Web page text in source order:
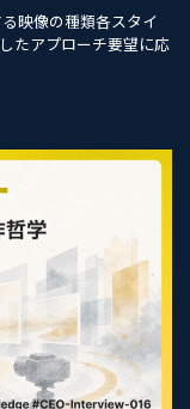
映像の種類各スタイ
たアプローチ要望に応